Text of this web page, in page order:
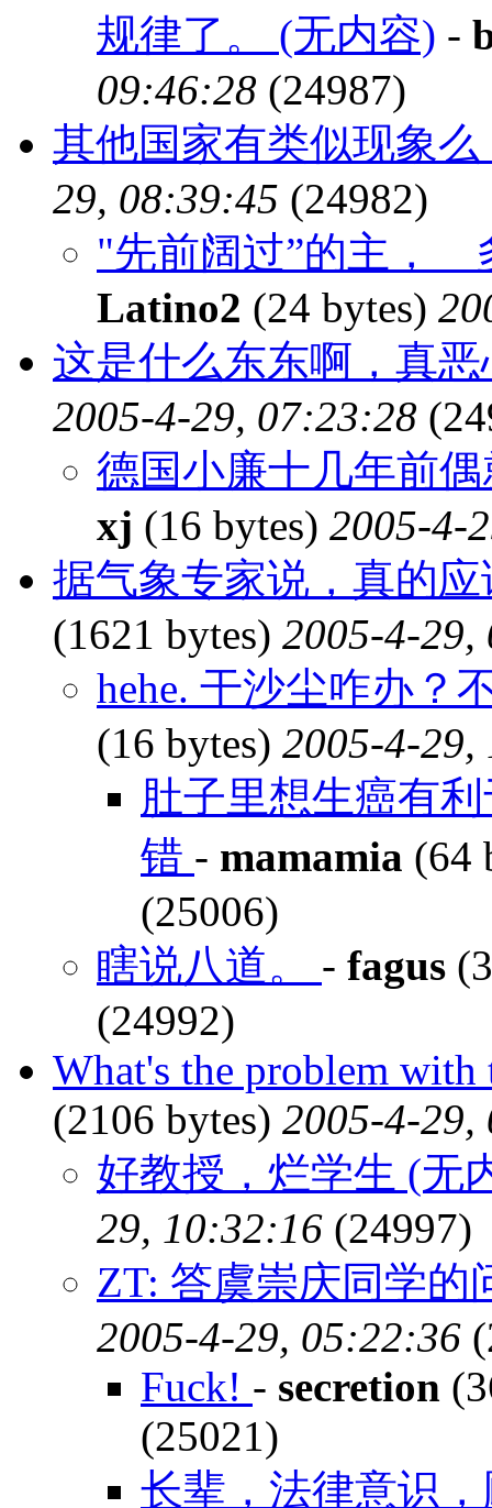
规律了。 (无内容) -
09:46:28 (24987)
其他国家有类似现象
29, 08:39:45 (24982)
"先前阔过”的主，
Latino2 (24 bytes)
这是什么东东啊，真
2005-4-29, 07:23:28
德国小廉十几年前
xj (16 bytes) 2005-4-
据气象专家说，真的
(1621 bytes) 2005-4-29,
hehe. 干沙尘咋办？
(16 bytes) 2005-4-29,
肚子里想生癌有
错 - mamamia (64
(25006)
瞎说八道。 - fagus
(24992)
What's the problem with
(2106 bytes) 2005-4-29,
好教授，烂学生 (无
29, 10:32:16 (24997)
ZT: 答虞崇庆同学的
2005-4-29, 05:22:36
Fuck! - secretion
(25021)
长辈，法律意识